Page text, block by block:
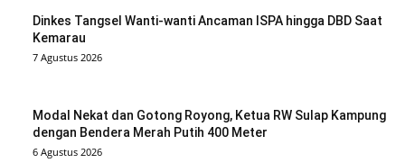
Dinkes Tangsel Wanti-wanti Ancaman ISPA hingga DBD Saat
Kemarau
7 Agustus 2026
Modal Nekat dan Gotong Royong, Ketua RW Sulap Kampung
dengan Bendera Merah Putih 400 Meter
6 Agustus 2026